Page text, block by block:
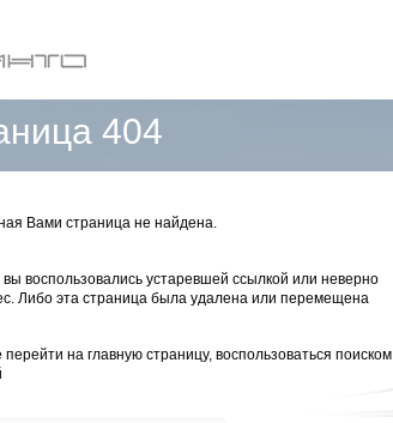
404
Вами страница не найдена.
воспользовались устаревшей ссылкой или неверно
Либо эта страница была удалена или перемещена
на главную страницу, воспользоваться поиском